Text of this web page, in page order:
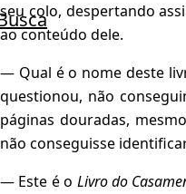
seu colo, despertando
ao conteúdo dele.
— Qual é o nome deste
questionou, não
páginas douradas,
não conseguisse
— Este é o Livro do